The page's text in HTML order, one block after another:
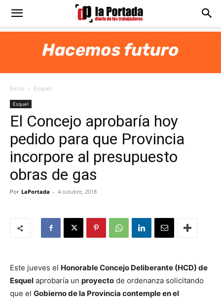
Diario
Portada
Inicio Esquel
Esquel
El Concejo aprobaría hoy
pedido para que Provincia
incorpore al presupuesto
obras de gas
Por LaPortada - 4 octubre, 2018
Este jueves el Honorable Concejo Deliberante (HCD) de
Esquel aprobaría un proyecto de ordenanza solicitando
que el Gobierno de la Provincia contemple en el